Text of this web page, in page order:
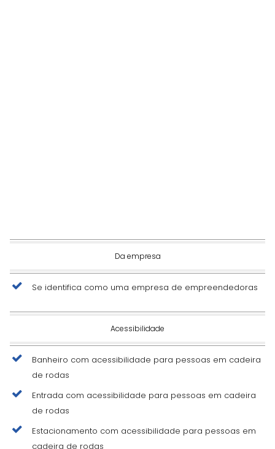
Da empresa
Se identifica como uma empresa de empreendedoras
Acessibilidade
Banheiro com acessibilidade para pessoas em cadeira
de rodas
Entrada com acessibilidade para pessoas em cadeira
de rodas
Estacionamento com acessibilidade para pessoas em
cadeira de rodas